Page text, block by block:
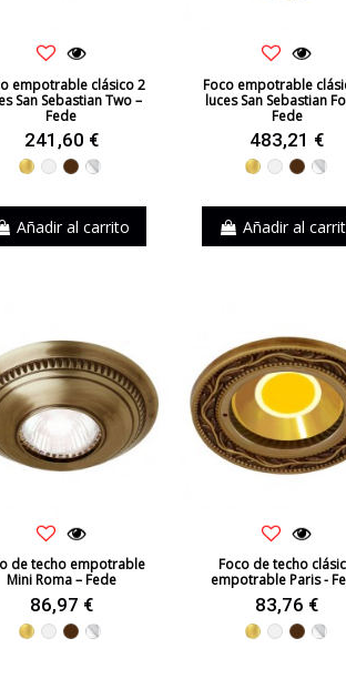
empotrable clásico 2
San Sebastian Two –
Fede
241,60 €
Dorado
Blanco
MarrónCromo
Añadir al carrito
Foco empotrable
luces San Sebastian
Fede
483,21 €
Dorado
Blanco
Marrón
Añadir al
de techo empotrable
Mini Roma – Fede
86,97 €
Dorado
Blanco
MarrónCromo
Foco de techo
empotrable Paris -
83,76 €
Dorado
Blanco
Marrón